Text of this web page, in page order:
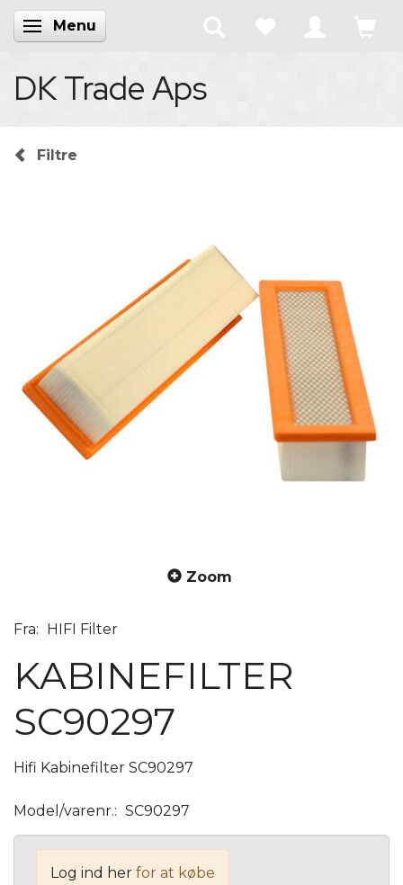
Skifte navigation
Menu
DK Trade Aps
Filtre
Zoom
Fra: HIFI Filter
KABINEFILTER
SC90297
Hifi Kabinefilter SC90297
Model/varenr.: SC90297
Log ind her for at købe